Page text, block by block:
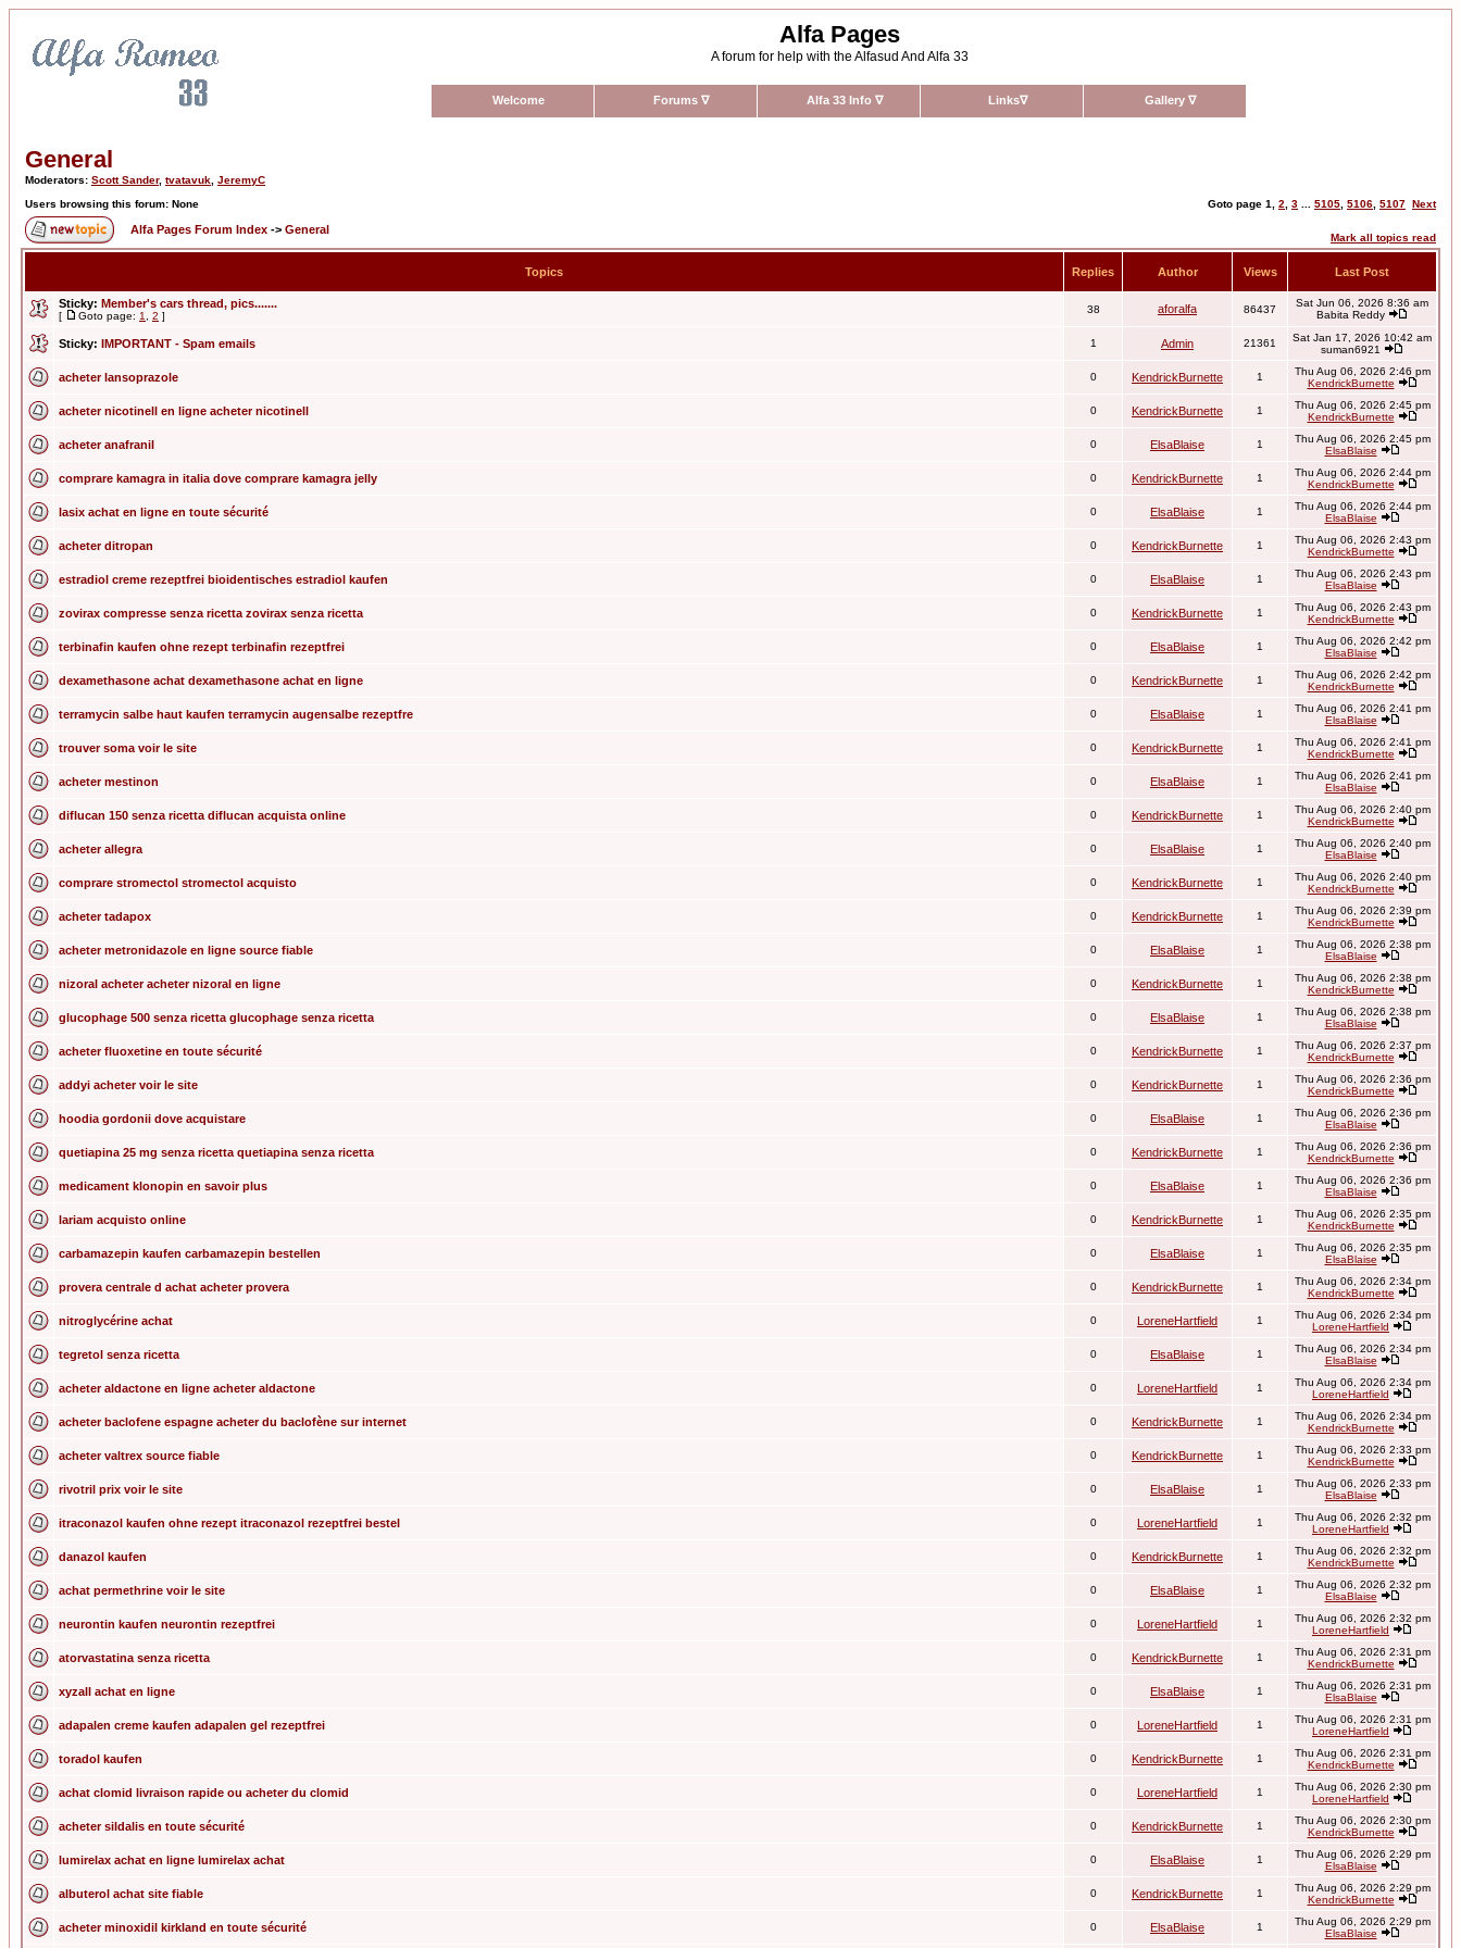
Alfa Pages
A forum for help with the Alfasud And Alfa 33
Welcome Forums ∇ Alfa 33 Info ∇ Links∇ Gallery ∇
General
Moderators: Scott Sander, tvatavuk JeremyC
Users browsing this forum: None
Goto page 1 2 3 5105 5106 5107 Next
Alfa Pages Forum Index -> General
Mark all topics read
Topics Replies Author Views Last Post
Sticky: Member's cars thread, pics.......
[ Goto page: 1 2 ]
38 aforalfa 86437
Sat Jun 06, 2026 8:36 am
Babita Reddy
Sticky: IMPORTANT - Spam emails 1 Admin 21361
Sat Jan 17, 2026 10:42 am
suman6921
acheter lansoprazole 0 KendrickBurnette 1
Thu Aug 06, 2026 2:46 pm
KendrickBurnette
acheter nicotinell en ligne acheter nicotinell 0 KendrickBurnette 1
Thu Aug 06, 2026 2:45 pm
KendrickBurnette
acheter anafranil 0 ElsaBlaise 1
Thu Aug 06, 2026 2:45 pm
ElsaBlaise
comprare kamagra in italia dove comprare kamagra jelly 0 KendrickBurnette 1
Thu Aug 06, 2026 2:44 pm
KendrickBurnette
lasix achat en ligne en toute sécurité 0 ElsaBlaise 1
Thu Aug 06, 2026 2:44 pm
ElsaBlaise
acheter ditropan 0 KendrickBurnette 1
Thu Aug 06, 2026 2:43 pm
KendrickBurnette
estradiol creme rezeptfrei bioidentisches estradiol kaufen 0 ElsaBlaise 1
Thu Aug 06, 2026 2:43 pm
ElsaBlaise
zovirax compresse senza ricetta zovirax senza ricetta 0 KendrickBurnette 1
Thu Aug 06, 2026 2:43 pm
KendrickBurnette
terbinafin kaufen ohne rezept terbinafin rezeptfrei 0 ElsaBlaise 1
Thu Aug 06, 2026 2:42 pm
ElsaBlaise
dexamethasone achat dexamethasone achat en ligne 0 KendrickBurnette 1
Thu Aug 06, 2026 2:42 pm
KendrickBurnette
terramycin salbe haut kaufen terramycin augensalbe rezeptfre 0 ElsaBlaise 1
Thu Aug 06, 2026 2:41 pm
ElsaBlaise
trouver soma voir le site 0 KendrickBurnette 1
Thu Aug 06, 2026 2:41 pm
KendrickBurnette
acheter mestinon 0 ElsaBlaise 1
Thu Aug 06, 2026 2:41 pm
ElsaBlaise
diflucan 150 senza ricetta diflucan acquista online 0 KendrickBurnette 1
Thu Aug 06, 2026 2:40 pm
KendrickBurnette
acheter allegra 0 ElsaBlaise 1
Thu Aug 06, 2026 2:40 pm
ElsaBlaise
comprare stromectol stromectol acquisto 0 KendrickBurnette 1
Thu Aug 06, 2026 2:40 pm
KendrickBurnette
acheter tadapox 0 KendrickBurnette 1
Thu Aug 06, 2026 2:39 pm
KendrickBurnette
acheter metronidazole en ligne source fiable 0 ElsaBlaise 1
Thu Aug 06, 2026 2:38 pm
ElsaBlaise
nizoral acheter acheter nizoral en ligne 0 KendrickBurnette 1
Thu Aug 06, 2026 2:38 pm
KendrickBurnette
glucophage 500 senza ricetta glucophage senza ricetta 0 ElsaBlaise 1
Thu Aug 06, 2026 2:38 pm
ElsaBlaise
acheter fluoxetine en toute sécurité 0 KendrickBurnette 1
Thu Aug 06, 2026 2:37 pm
KendrickBurnette
addyi acheter voir le site 0 KendrickBurnette 1
Thu Aug 06, 2026 2:36 pm
KendrickBurnette
hoodia gordonii dove acquistare 0 ElsaBlaise 1
Thu Aug 06, 2026 2:36 pm
ElsaBlaise
quetiapina 25 mg senza ricetta quetiapina senza ricetta 0 KendrickBurnette 1
Thu Aug 06, 2026 2:36 pm
KendrickBurnette
medicament klonopin en savoir plus 0 ElsaBlaise 1
Thu Aug 06, 2026 2:36 pm
ElsaBlaise
lariam acquisto online 0 KendrickBurnette 1
Thu Aug 06, 2026 2:35 pm
KendrickBurnette
carbamazepin kaufen carbamazepin bestellen 0 ElsaBlaise 1
Thu Aug 06, 2026 2:35 pm
ElsaBlaise
provera centrale d achat acheter provera 0 KendrickBurnette 1
Thu Aug 06, 2026 2:34 pm
KendrickBurnette
nitroglycérine achat 0 LoreneHartfield 1
Thu Aug 06, 2026 2:34 pm
LoreneHartfield
tegretol senza ricetta 0 ElsaBlaise 1
Thu Aug 06, 2026 2:34 pm
ElsaBlaise
acheter aldactone en ligne acheter aldactone 0 LoreneHartfield 1
Thu Aug 06, 2026 2:34 pm
LoreneHartfield
acheter baclofene espagne acheter du baclofène sur internet 0 KendrickBurnette 1
Thu Aug 06, 2026 2:34 pm
KendrickBurnette
acheter valtrex source fiable 0 KendrickBurnette 1
Thu Aug 06, 2026 2:33 pm
KendrickBurnette
rivotril prix voir le site 0 ElsaBlaise 1
Thu Aug 06, 2026 2:33 pm
ElsaBlaise
itraconazol kaufen ohne rezept itraconazol rezeptfrei bestel 0 LoreneHartfield 1
Thu Aug 06, 2026 2:32 pm
LoreneHartfield
danazol kaufen 0 KendrickBurnette 1
Thu Aug 06, 2026 2:32 pm
KendrickBurnette
achat permethrine voir le site 0 ElsaBlaise 1
Thu Aug 06, 2026 2:32 pm
ElsaBlaise
neurontin kaufen neurontin rezeptfrei 0 LoreneHartfield 1
Thu Aug 06, 2026 2:32 pm
LoreneHartfield
atorvastatina senza ricetta 0 KendrickBurnette 1
Thu Aug 06, 2026 2:31 pm
KendrickBurnette
xyzall achat en ligne 0 ElsaBlaise 1
Thu Aug 06, 2026 2:31 pm
ElsaBlaise
adapalen creme kaufen adapalen gel rezeptfrei 0 LoreneHartfield 1
Thu Aug 06, 2026 2:31 pm
LoreneHartfield
toradol kaufen 0 KendrickBurnette 1
Thu Aug 06, 2026 2:31 pm
KendrickBurnette
achat clomid livraison rapide ou acheter du clomid 0 LoreneHartfield 1
Thu Aug 06, 2026 2:30 pm
LoreneHartfield
acheter sildalis en toute sécurité 0 KendrickBurnette 1
Thu Aug 06, 2026 2:30 pm
KendrickBurnette
lumirelax achat en ligne lumirelax achat 0 ElsaBlaise 1
Thu Aug 06, 2026 2:29 pm
ElsaBlaise
albuterol achat site fiable 0 KendrickBurnette 1
Thu Aug 06, 2026 2:29 pm
KendrickBurnette
acheter minoxidil kirkland en toute sécurité 0 ElsaBlaise 1
Thu Aug 06, 2026 2:29 pm
ElsaBlaise